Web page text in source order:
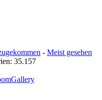
- Meist gesehen
35.157